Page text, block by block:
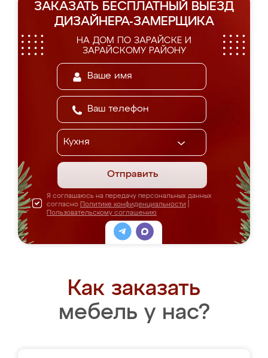
ЗАКАЗАТЬ БЕСПЛАТНЫЙ ВЫЕЗД
ДИЗАЙНЕРА-ЗАМЕРЩИКА
НА ДОМ ПО ЗАРАЙСКЕ И
ЗАРАЙСКОМУ РАЙОНУ
Отправить
Я соглашаюсь на передачу персональных данных
согласно Политике конфиденциальности
Пользовательскому соглашению
Как заказать
мебель у нас?